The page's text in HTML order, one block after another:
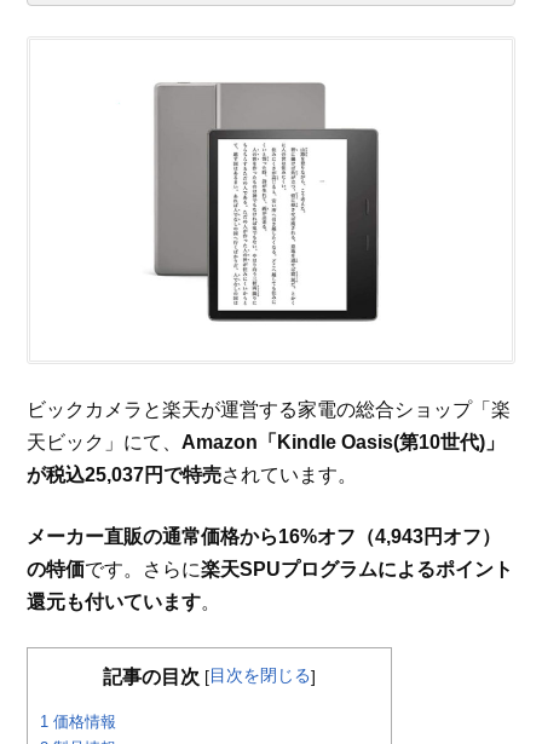
ビックカメラと楽天が運営する家電の総合ショップ「楽
天ビック」にて、Amazon「Kindle Oasis(第10世代)」
が税込25,037円で特売されています。
メーカー直販の通常価格から16%オフ（4,943円オフ）
の特価です。さらに楽天SPUプログラムによるポイント
還元も付いています。
記事の目次 [目次を閉じる]
1 価格情報